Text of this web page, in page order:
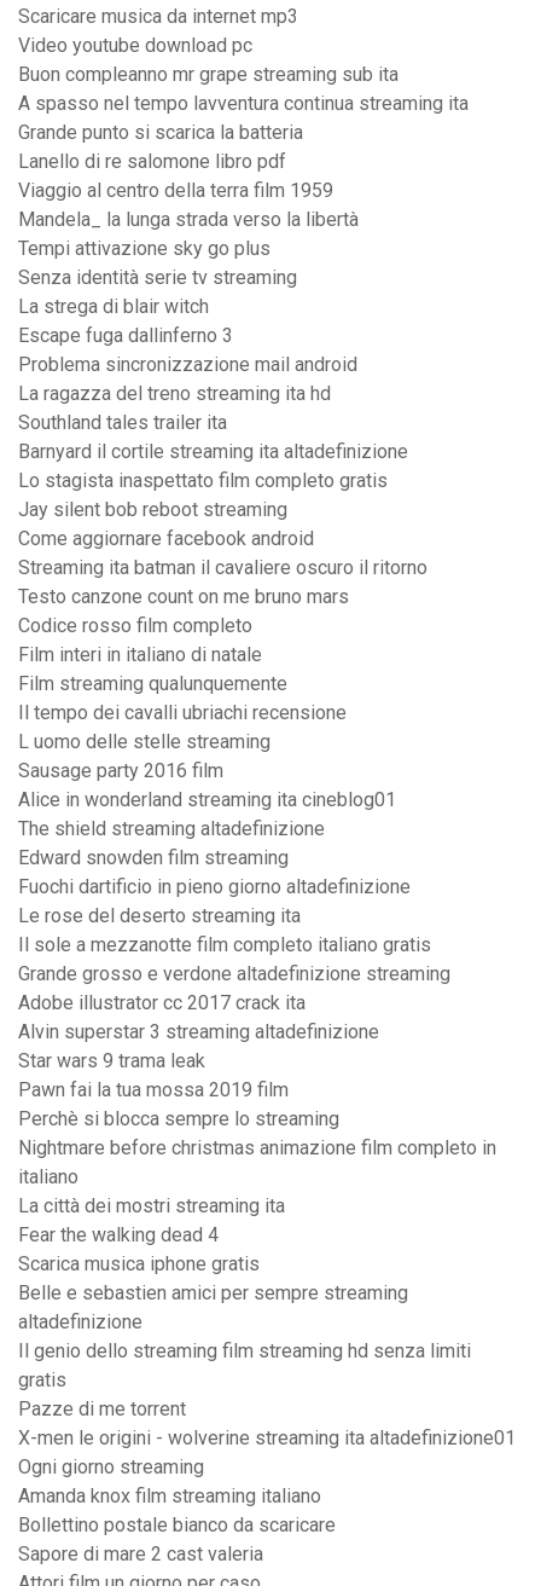
Scaricare musica da internet mp3
Video youtube download pc
Buon compleanno mr grape streaming sub ita
A spasso nel tempo lavventura continua streaming ita
Grande punto si scarica la batteria
Lanello di re salomone libro pdf
Viaggio al centro della terra film 1959
Mandela_ la lunga strada verso la libertà
Tempi attivazione sky go plus
Senza identità serie tv streaming
La strega di blair witch
Escape fuga dallinferno 3
Problema sincronizzazione mail android
La ragazza del treno streaming ita hd
Southland tales trailer ita
Barnyard il cortile streaming ita altadefinizione
Lo stagista inaspettato film completo gratis
Jay silent bob reboot streaming
Come aggiornare facebook android
Streaming ita batman il cavaliere oscuro il ritorno
Testo canzone count on me bruno mars
Codice rosso film completo
Film interi in italiano di natale
Film streaming qualunquemente
Il tempo dei cavalli ubriachi recensione
L uomo delle stelle streaming
Sausage party 2016 film
Alice in wonderland streaming ita cineblog01
The shield streaming altadefinizione
Edward snowden film streaming
Fuochi dartificio in pieno giorno altadefinizione
Le rose del deserto streaming ita
Il sole a mezzanotte film completo italiano gratis
Grande grosso e verdone altadefinizione streaming
Adobe illustrator cc 2017 crack ita
Alvin superstar 3 streaming altadefinizione
Star wars 9 trama leak
Pawn fai la tua mossa 2019 film
Perchè si blocca sempre lo streaming
Nightmare before christmas animazione film completo in
italiano
La città dei mostri streaming ita
Fear the walking dead 4
Scarica musica iphone gratis
Belle e sebastien amici per sempre streaming
altadefinizione
Il genio dello streaming film streaming hd senza limiti
gratis
Pazze di me torrent
X-men le origini - wolverine streaming ita altadefinizione01
Ogni giorno streaming
Amanda knox film streaming italiano
Bollettino postale bianco da scaricare
Sapore di mare 2 cast valeria